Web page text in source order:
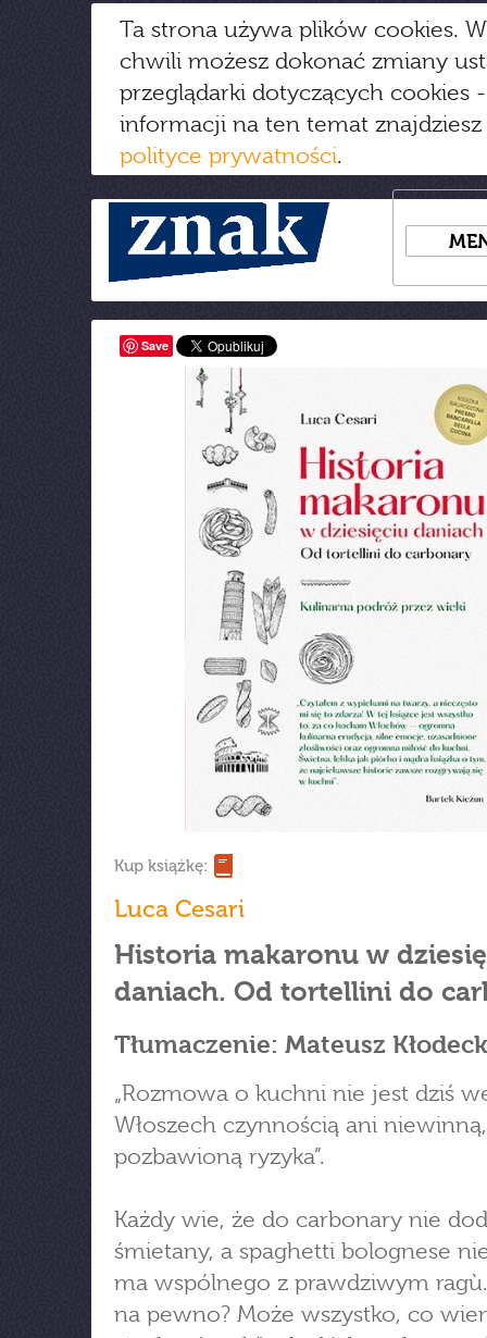
Ta strona używa plików cookies.
chwili możesz dokonać zmiany
przeglądarki dotyczących cookies
informacji na ten temat
polityce prywatności.
Save
Kup książkę:
Luca Cesari
Historia makaronu w
daniach. Od tortellini do
Tłumaczenie: Mateusz
„Rozmowa o kuchni nie jest dziś
Włoszech czynnością ani
pozbawioną ryzyka”.
Każdy wie, że do carbonary nie
śmietany, a spaghetti bolognese
ma wspólnego z prawdziwym
na pewno? Może wszystko, co